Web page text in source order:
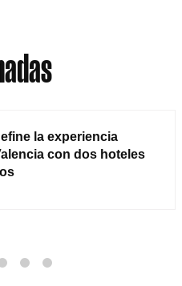
la experiencia
con dos hoteles